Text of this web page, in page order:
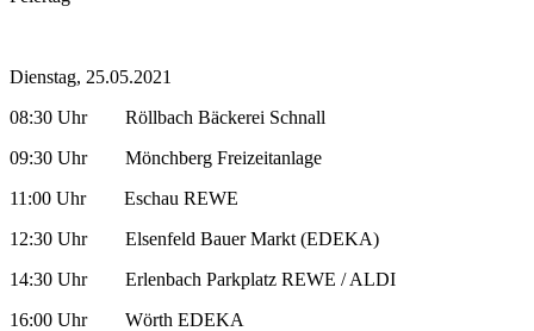
Dienstag, 25.05.2021
08:30 Uhr Röllbach Bäckerei Schnall
09:30 Uhr Mönchberg Freizeitanlage
11:00 Uhr Eschau REWE
12:30 Uhr Elsenfeld Bauer Markt (EDEKA)
14:30 Uhr Erlenbach Parkplatz REWE / ALDI
16:00 Uhr Wörth EDEKA